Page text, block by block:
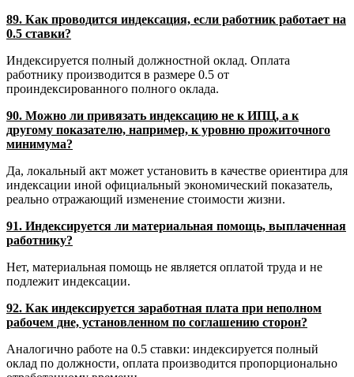
89. Как проводится индексация, если работник работает на
0.5 ставки?
Индексируется полный должностной оклад. Оплата
работнику производится в размере 0.5 от
проиндексированного полного оклада.
90. Можно ли привязать индексацию не к ИПЦ, а к
другому показателю, например, к уровню прожиточного
минимума?
Да, локальный акт может установить в качестве ориентира для
индексации иной официальный экономический показатель,
реально отражающий изменение стоимости жизни.
91. Индексируется ли материальная помощь, выплаченная
работнику?
Нет, материальная помощь не является оплатой труда и не
подлежит индексации.
92. Как индексируется заработная плата при неполном
рабочем дне, установленном по соглашению сторон?
Аналогично работе на 0.5 ставки: индексируется полный
оклад по должности, оплата производится пропорционально